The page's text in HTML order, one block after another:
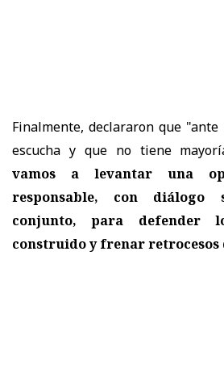
Finalmente, declararon que
escucha y que no tiene
vamos a levantar una
responsable, con
conjunto, para defender
construido y frenar retrocesos